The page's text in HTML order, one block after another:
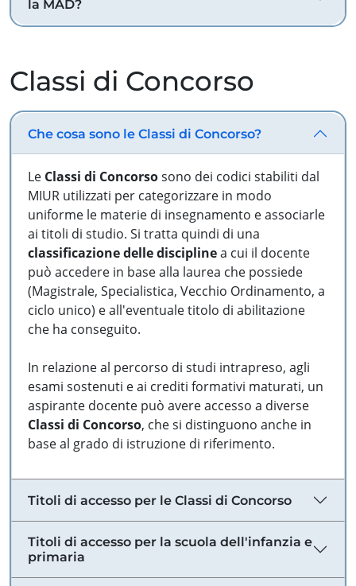
la MAD?
Classi di Concorso
Che cosa sono le Classi di Concorso?
Le Classi di Concorsosono dei codici stabiliti dal
MIUR utilizzati per categorizzare in modo
uniforme le materie di insegnamento e associarle
ai titoli di studio. Si tratta quindi di una
classificazione delle disciplinea cui il docente
può accedere in base alla laurea che possiede
(Magistrale, Specialistica, Vecchio Ordinamento, a
ciclo unico) e all'eventuale titolo di abilitazione
che ha conseguito.
In relazione al percorso di studi intrapreso, agli
esami sostenuti e ai crediti formativi maturati, un
aspirante docente può avere accesso a diverse
Classi di Concorso, che si distinguono anche in
base al grado di istruzione di riferimento.
Titoli di accesso per le Classi di Concorso
Titoli di accesso per la scuola dell'infanzia e
primaria